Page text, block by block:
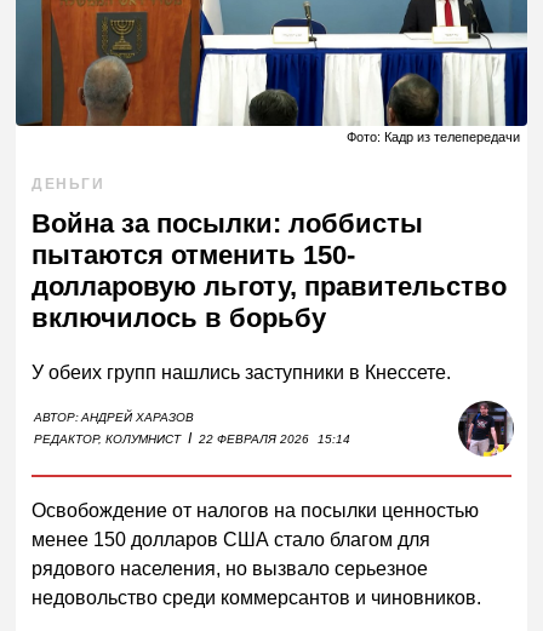
Фото: Кадр из телепередачи
ДЕНЬГИ
Война за посылки: лоббисты
пытаются отменить 150-
долларовую льготу, правительство
включилось в борьбу
У обеих групп нашлись заступники в Кнессете.
АВТОР:АНДРЕЙ ХАРАЗОВ
РЕДАКТОР, КОЛУМНИСТ I 22 ФЕВРАЛЯ 2026 15:14
Освобождение от налогов на посылки ценностью
менее 150 долларов США стало благом для
рядового населения, но вызвало серьезное
недовольство среди коммерсантов и чиновников.